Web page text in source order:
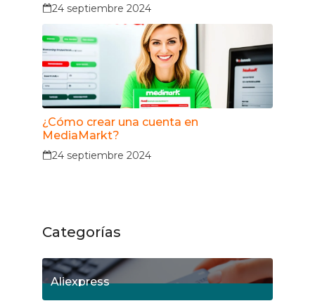
24 septiembre 2024
¿Cómo crear una cuenta en
MediaMarkt?
24 septiembre 2024
Categorías
Aliexpress